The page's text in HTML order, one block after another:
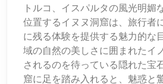
トルコ、イスパルタの風光明媚
位置するイヌヌ洞窟は、旅行者
に残る体験を提供する魅力的な
域の自然の美しさに囲まれたイ
されるのを待っている隠れた宝
窟に足を踏み入れると、魅惑と